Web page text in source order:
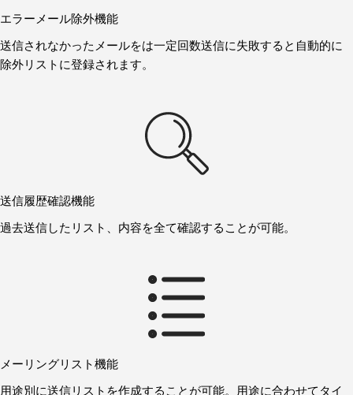
エラーメール除外機能
送信されなかったメールをは一定回数送信に失敗すると自動的に
除外リストに登録されます。
送信履歴確認機能
過去送信したリスト、内容を全て確認することが可能。
メーリングリスト機能
用途別に送信リストを作成することが可能。用途に合わせてタイ